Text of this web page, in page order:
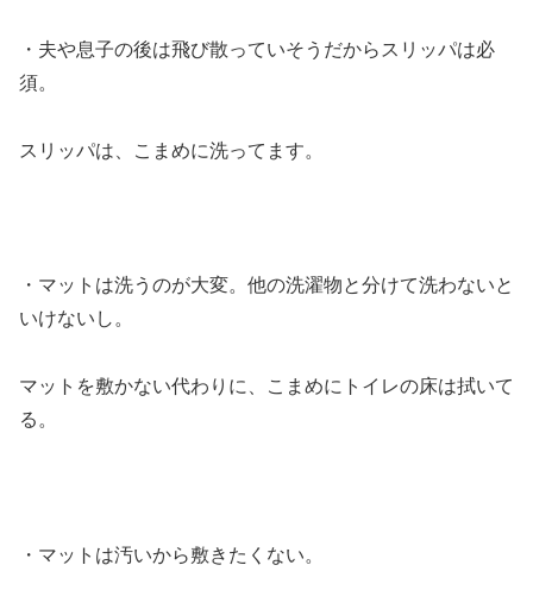
・夫や息子の後は飛び散っていそうだからスリッパは必
須。
スリッパは、こまめに洗ってます。
・マットは洗うのが大変。他の洗濯物と分けて洗わないと
いけないし。
マットを敷かない代わりに、こまめにトイレの床は拭いて
る。
・マットは汚いから敷きたくない。